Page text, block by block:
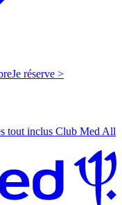
Je réserve >
tout inclus Club Med All